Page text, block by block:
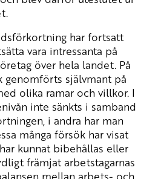
har fortsatt
vara intressanta på
över hela landet. På
genomförts självmant på
olika ramar och villkor. I
inte sänkts i samband
i andra har man
många försök har visat
kunnat bibehållas eller
främjat arbetstagarnas